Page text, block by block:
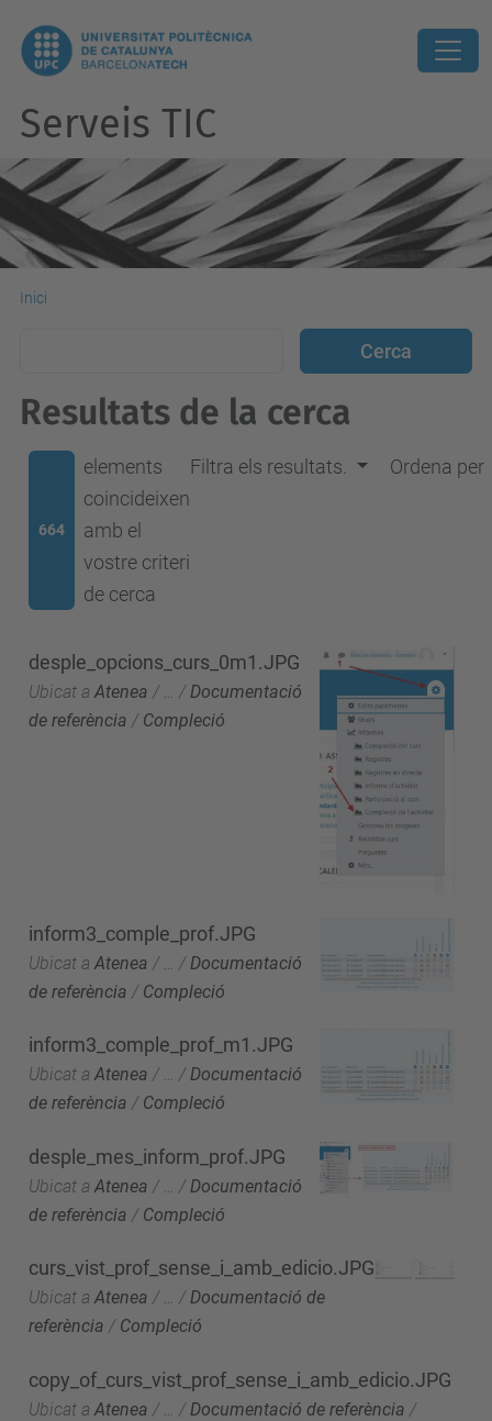
Serveis TIC
Inici
Resultats de la cerca
664
elements
coincideixen
amb el
vostre criteri
de cerca
Filtra els resultats. Ordena per
desple_opcions_curs_0m1.JPG
Ubicat a Atenea / / Documentació
de referència / Compleció
inform3_comple_prof.JPG
Ubicat a Atenea / / Documentació
de referència / Compleció
inform3_comple_prof_m1.JPG
Ubicat a Atenea / … /Documentació
de referència / Compleció
desple_mes_inform_prof.JPG
Ubicat a Atenea / / Documentació
de referència / Compleció
curs_vist_prof_sense_i_amb_edicio.JPG
Ubicat a Atenea / … /Documentació de
referència / Compleció
copy_of_curs_vist_prof_sense_i_amb_edicio.JPG
Ubicat a Atenea / / Documentació de referència /